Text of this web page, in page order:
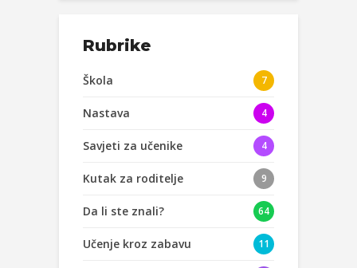
Rubrike
Škola 7
Nastava 4
Savjeti za učenike 4
Kutak za roditelje 9
Da li ste znali? 64
Učenje kroz zabavu 11